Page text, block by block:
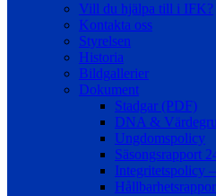
Vill du hjälpa till i IFK?
Kontakta oss
Styrelsen
Historia
Bildgallerier
Dokument
Stadgar (PDF)
DNA &
Ungdomspolicy
Säsongsrapport
Integritetspolicy